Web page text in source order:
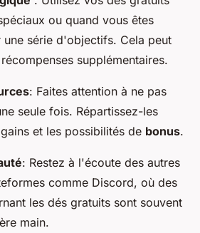
ou quand vous êtes
série d'objectifs. Cela peut
supplémentaires.
: Faites attention à ne pas
seule fois. Répartissez-les
et les possibilités de bonus.
: Restez à l'écoute des autres
comme Discord, où des
les dés gratuits sont souvent
main.